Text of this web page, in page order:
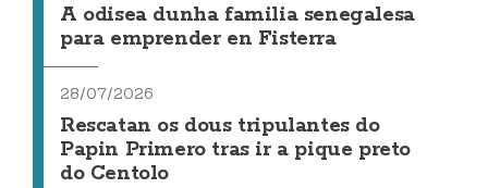
A odisea dunha familia senegalesa
para emprender en Fisterra
28/07/2026
Rescatan os dous tripulantes do
Papin Primero tras ir a pique preto
do Centolo